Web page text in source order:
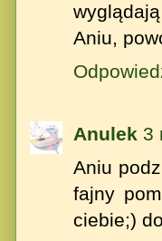
Aniu,
Anulek 3
Aniu
fajny
ciebie;)